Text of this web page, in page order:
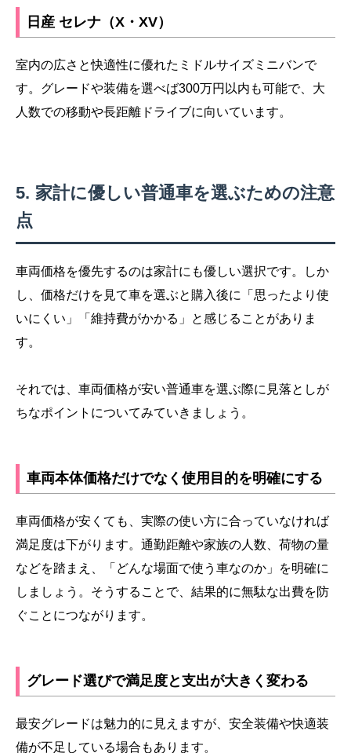
日産 セレナ（X・XV）
室内の広さと快適性に優れたミドルサイズミニバンで
す。グレードや装備を選べば300万円以内も可能で、大
人数での移動や長距離ドライブに向いています。
家計に優しい普通車を選ぶための注意
点
車両価格を優先するのは家計にも優しい選択です。しか
し、価格だけを見て車を選ぶと購入後に「思ったより使
いにくい」「維持費がかかる」と感じることがありま
す。
それでは、車両価格が安い普通車を選ぶ際に見落としが
ちなポイントについてみていきましょう。
車両本体価格だけでなく使用目的を明確にする
車両価格が安くても、実際の使い方に合っていなければ
満足度は下がります。通勤距離や家族の人数、荷物の量
などを踏まえ、「どんな場面で使う車なのか」を明確に
しましょう。そうすることで、結果的に無駄な出費を防
ぐことにつながります。
グレード選びで満足度と支出が大きく変わる
最安グレードは魅力的に見えますが、安全装備や快適装
備が不足している場合もあります。